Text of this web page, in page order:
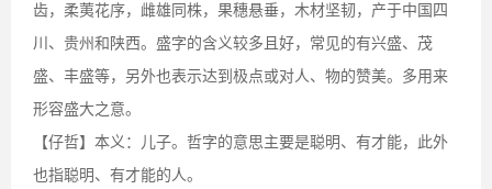
齿，柔荑花序，雌雄同株，果穗悬垂，木材坚韧，产于中国四
川、贵州和陕西。盛字的含义较多且好，常见的有兴盛、茂
盛、丰盛等，另外也表示达到极点或对人、物的赞美。多用来
形容盛大之意。
【仔哲】本义：儿子。哲字的意思主要是聪明、有才能，此外
也指聪明、有才能的人。